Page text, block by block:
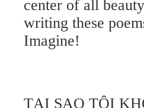
center of all
writing these
Imagine!
TẠI SAO TÔI